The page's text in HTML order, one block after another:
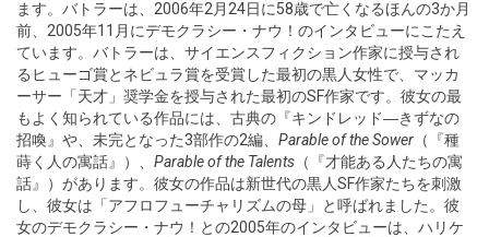
ます。バトラーは、2006年2月24日に58歳で亡くなるほんの3か月
前、2005年11月にデモクラシー・ナウ！のインタビューにこたえ
ています。バトラーは、サイエンスフィクション作家に授与され
るヒューゴ賞とネビュラ賞を受賞した最初の黒人女性で、マッカ
ーサー「天才」奨学金を授与された最初のSF作家です。彼女の最
もよく知られている作品には、古典の『キンドレッド―きずなの
招喚』や、未完となった3部作の2編、 Parable of the Sower （『種
蒔く人の寓話』）、 Parable of the Talents （『才能ある人たちの寓
話』）があります。彼女の作品は新世代の黒人SF作家たちを刺激
し、彼女は「アフロフューチャリズムの母」と呼ばれました。彼
女のデモクラシー・ナウ！との2005年のインタビューは、ハリケ